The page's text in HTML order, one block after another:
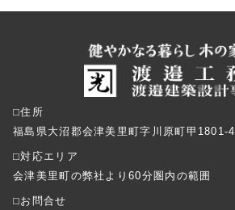
⬜︎住所
福島県大沼郡会津美里町字川原町甲1801-4
⬜︎対応エリア
会津美里町の弊社より60分圏内の範囲
⬜︎お問合せ